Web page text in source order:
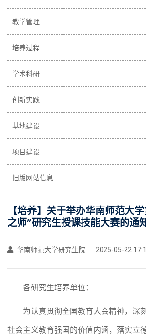
教学管理
培养过程
学术科研
创新实践
基地建设
项目建设
旧版网站信息
【培养】关于举办华南师范大
之师”研究生授课技能大赛的通
华南师范大学研究生院 2025-05-22
各研究生培养单位 ：
为认真贯彻全国教育大会精神，深
社会主义教育强国的价值内涵， 落实立